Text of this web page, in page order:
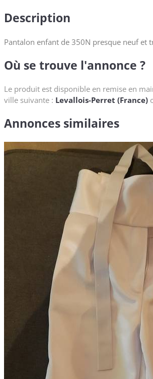
Description
Pantalon enfant de 350N presque neuf et
Où se trouve l'annonce ?
Le produit est disponible en remise en
ville suivante : Levallois-Perret (France)
Annonces similaires